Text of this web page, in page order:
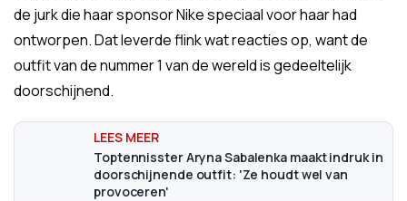
de jurk die haar sponsor Nike speciaal voor haar had
ontworpen. Dat leverde flink wat reacties op, want de
outfit van de nummer 1 van de wereld is gedeeltelijk
doorschijnend.
Toptennisster Aryna Sabalenka maakt indruk in
doorschijnende outfit: 'Ze houdt wel van
provoceren'